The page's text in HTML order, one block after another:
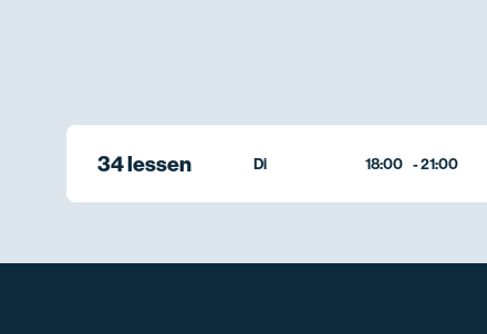
34 lessen Di 18:00 -21:00